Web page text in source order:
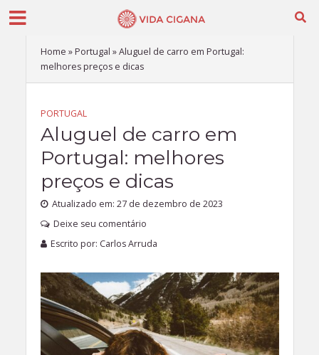
Home » Portugal »Aluguel de carro em Portugal:
melhores preços e dicas
PORTUGAL
Aluguel de carro em
Portugal: melhores
preços e dicas
Atualizado em: 27 de dezembro de 2023
Deixe seu comentário
Escrito por: Carlos Arruda